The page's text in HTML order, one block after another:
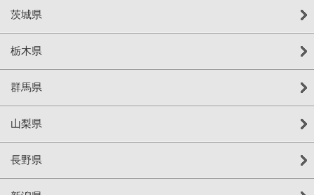
茨城県
栃木県
群馬県
山梨県
長野県